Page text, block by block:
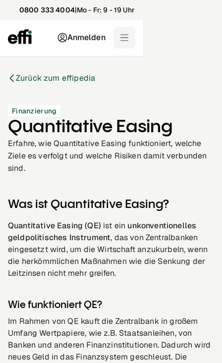
0800 333 4004|Mo - Fr: 9 - 19 Uhr
Anmelden
Zurück zum effipedia
Finanzierung
Quantitative Easing
Erfahre, wie Quantitative Easing funktioniert, welche
Ziele es verfolgt und welche Risiken damit verbunden
sind.
Was ist Quantitative Easing?
Quantitative Easing (QE) ist ein unkonventionelles
geldpolitisches Instrument, das von Zentralbanken
eingesetzt wird, um die Wirtschaft anzukurbeln, wenn
die herkömmlichen Maßnahmen wie die Senkung der
Leitzinsen nicht mehr greifen.
Wie funktioniert QE?
Im Rahmen von QE kauft die Zentralbank in großem
Umfang Wertpapiere, wie z.B. Staatsanleihen, von
Banken und anderen Finanzinstitutionen. Dadurch wird
neues Geld in das Finanzsystem geschleust. Die